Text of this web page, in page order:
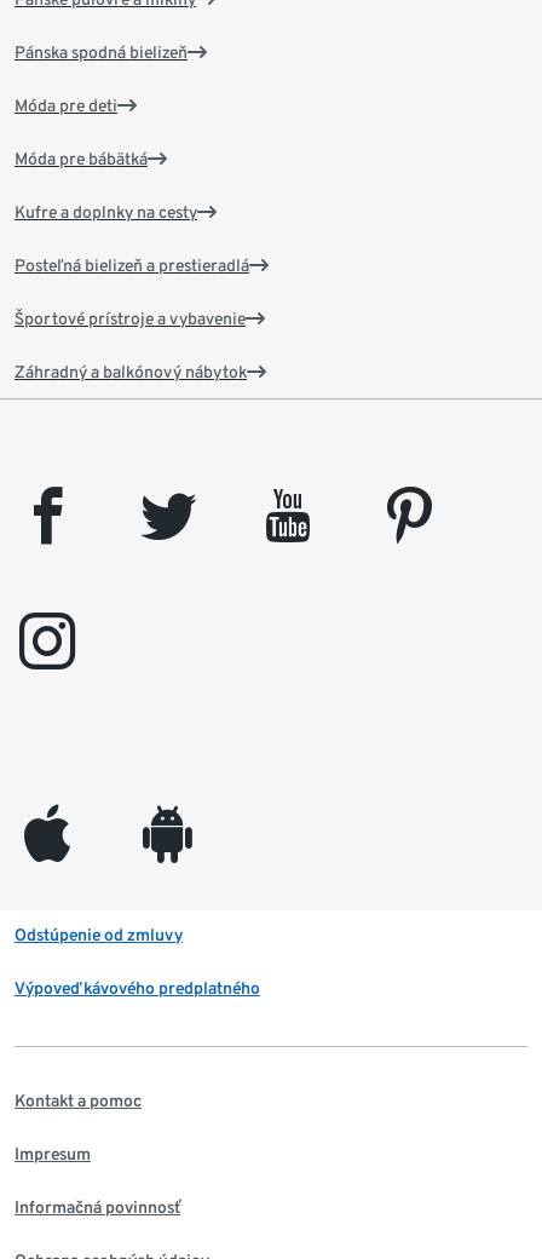
Pánska spodná bielizeň
Móda pre deti
Móda pre bábätká
Kufre a doplnky na cesty
Posteľná bielizeň a prestieradlá
Športové prístroje a vybavenie
Záhradný a balkónový nábytok
facebook twitter youtube
pinterest
instagram
appleinc android
Odstúpenie od zmluvy
Výpoveď kávového predplatného
Kontakt a pomoc
Impresum
Informačná povinnosť